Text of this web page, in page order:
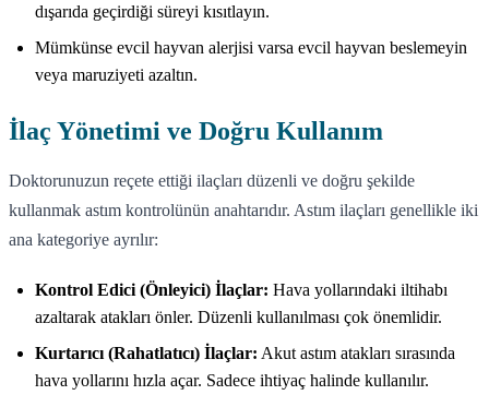
dışarıda geçirdiği süreyi kısıtlayın.
Mümkünse evcil hayvan alerjisi varsa evcil hayvan beslemeyin
veya maruziyeti azaltın.
İlaç Yönetimi ve Doğru Kullanım
Doktorunuzun reçete ettiği ilaçları düzenli ve doğru şekilde
kullanmak astım kontrolünün anahtarıdır. Astım ilaçları genellikle iki
ana kategoriye ayrılır:
Kontrol Edici (Önleyici) İlaçlar: Hava yollarındaki iltihabı
azaltarak atakları önler. Düzenli kullanılması çok önemlidir.
Kurtarıcı (Rahatlatıcı) İlaçlar: Akut astım atakları sırasında
hava yollarını hızla açar. Sadece ihtiyaç halinde kullanılır.